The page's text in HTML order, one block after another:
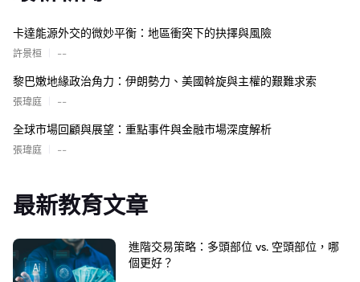
卡達能源外交的微妙平衡：地區衝突下的抉擇與風險
許景桓 --
黎巴嫩地緣政治角力：伊朗勢力、美國斡旋與主權的艱難求索
張瑋庭 --
全球市場回顧與展望：重點事件與金融市場深度解析
張瑋庭 --
最新教育文章
進階交易策略：多頭部位 vs. 空頭部位，哪
個更好？